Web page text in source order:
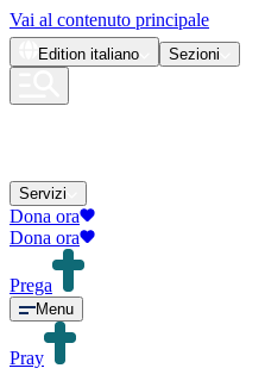
Vai al contenuto principale
Edition italiano Sezioni
Servizi
Dona ora
Dona ora
Prega
Menu
Pray